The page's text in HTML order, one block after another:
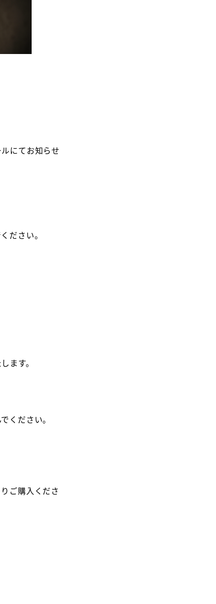
にてお知らせ
ださい。
ます。
ください。
ご購入くださ